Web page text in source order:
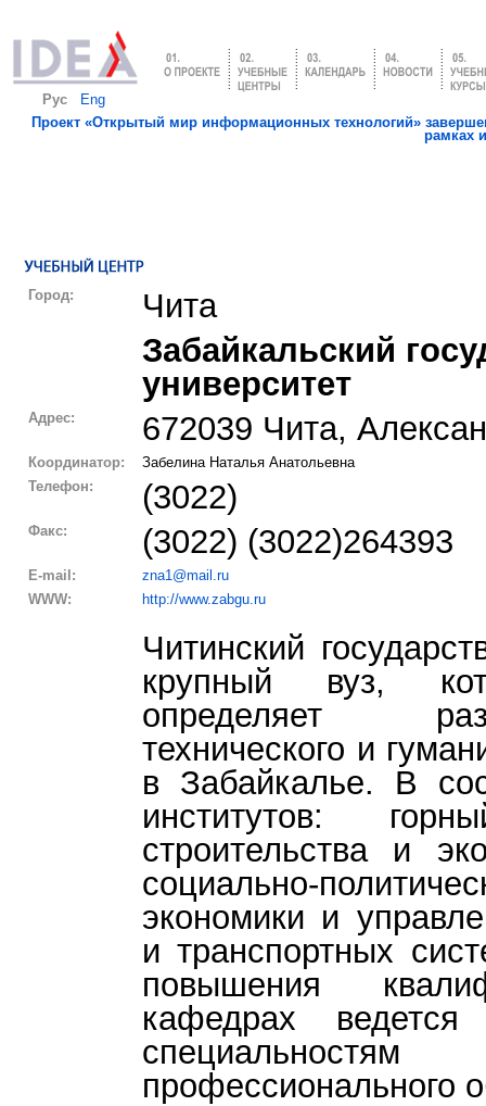
Рус
Eng
Проект «Открытый мир информационных технологий»
рамках
Город:
Чита
Забайкальский
университет
Адрес: 672039 Чита,
Координатор:
Забелина Наталья Анатольевна
Телефон:
(3022)
Факс: (3022) (3022)264393
E-mail:
zna1@mail.ru
WWW:
http://www.zabgu.ru
Читинский
крупный вуз,
определяет
технического и
в Забайкалье. В
институтов:
строительства и
социально-
экономики и
и транспортных
повышения
кафедрах
профессионального